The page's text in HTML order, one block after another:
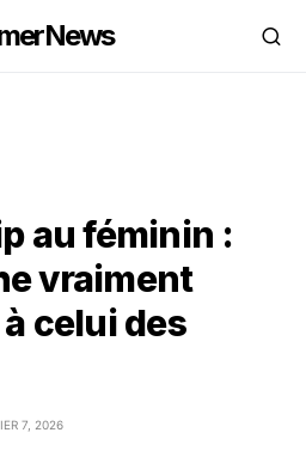
au féminin :
vraiment
celui des
7, 2026